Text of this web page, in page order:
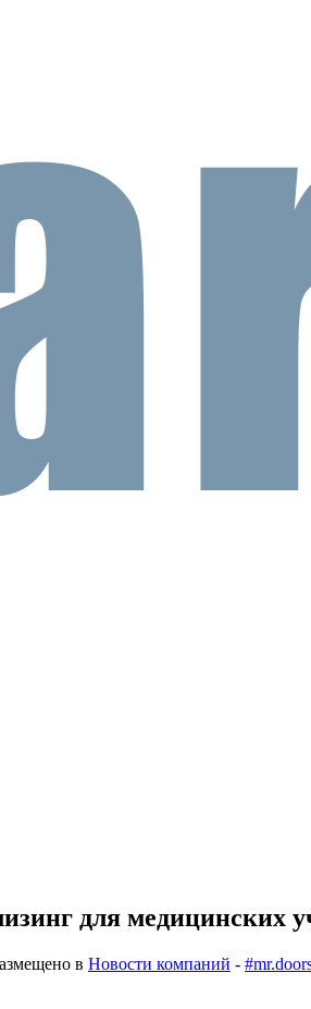
для медицинских
в Новости компаний -